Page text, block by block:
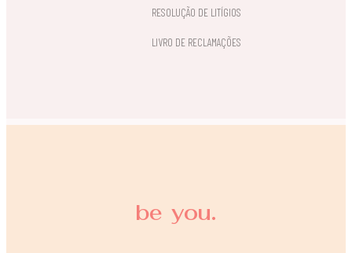
RESOLUÇÃO DE LITÍGIOS
LIVRO DE RECLAMAÇÕES
be you.